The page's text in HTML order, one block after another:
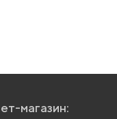
магазин: